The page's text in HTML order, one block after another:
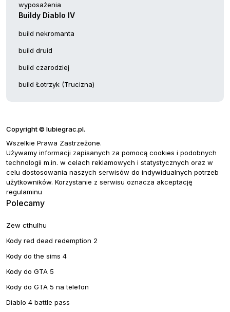
wyposażenia
Buildy Diablo IV
build nekromanta
build druid
build czarodziej
build Łotrzyk (Trucizna)
Copyright © lubiegrac.pl.
Wszelkie Prawa Zastrzeżone.
Używamy informacji zapisanych za pomocą cookies i podobnych
technologii m.in. w celach reklamowych i statystycznych oraz w
celu dostosowania naszych serwisów do indywidualnych potrzeb
użytkowników. Korzystanie z serwisu oznacza akceptację
regulaminu
Polecamy
Zew cthulhu
Kody red dead redemption 2
Kody do the sims 4
Kody do GTA 5
Kody do GTA 5 na telefon
Diablo 4 battle pass